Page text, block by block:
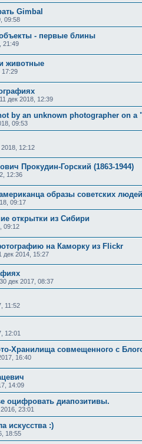
Gimbal
09:58
- первые блины
21:49
животные
17:29
11 дек 2018, 12:39
by an unknown photographer on
09:53
12:12
Прокудин-Горский (1863-1944)
12:36
образы советских людей
09:17
открытки из Сибири
09:12
на Каморку из Flickr
дек 2014, 15:27
30 дек 2017, 08:37
11:52
12:01
Хранилища совмещенного с
16:40
14:09
оцифровать диапозитивы.
23:01
искусства :)
18:55